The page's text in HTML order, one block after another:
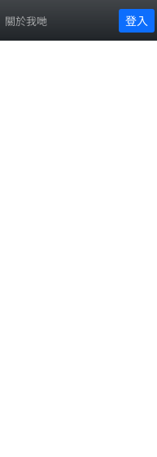
關於我哋 登入